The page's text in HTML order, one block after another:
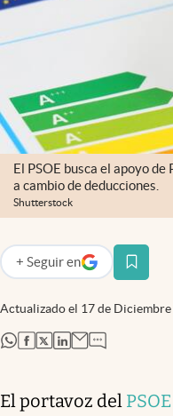
El PSOE busca el apoyo
a cambio de deducciones.
Shutterstock
Actualizado el 17 de
+ Seguir en
abre en nueva pestaña
abre en nueva pestaña
abre en nueva pestaña
abre en nueva
abre en nueva
El portavoz del PSOE